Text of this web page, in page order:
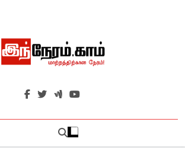
இந்நேரம்.காம்
செய்திகளுக்கு அப்பால்…